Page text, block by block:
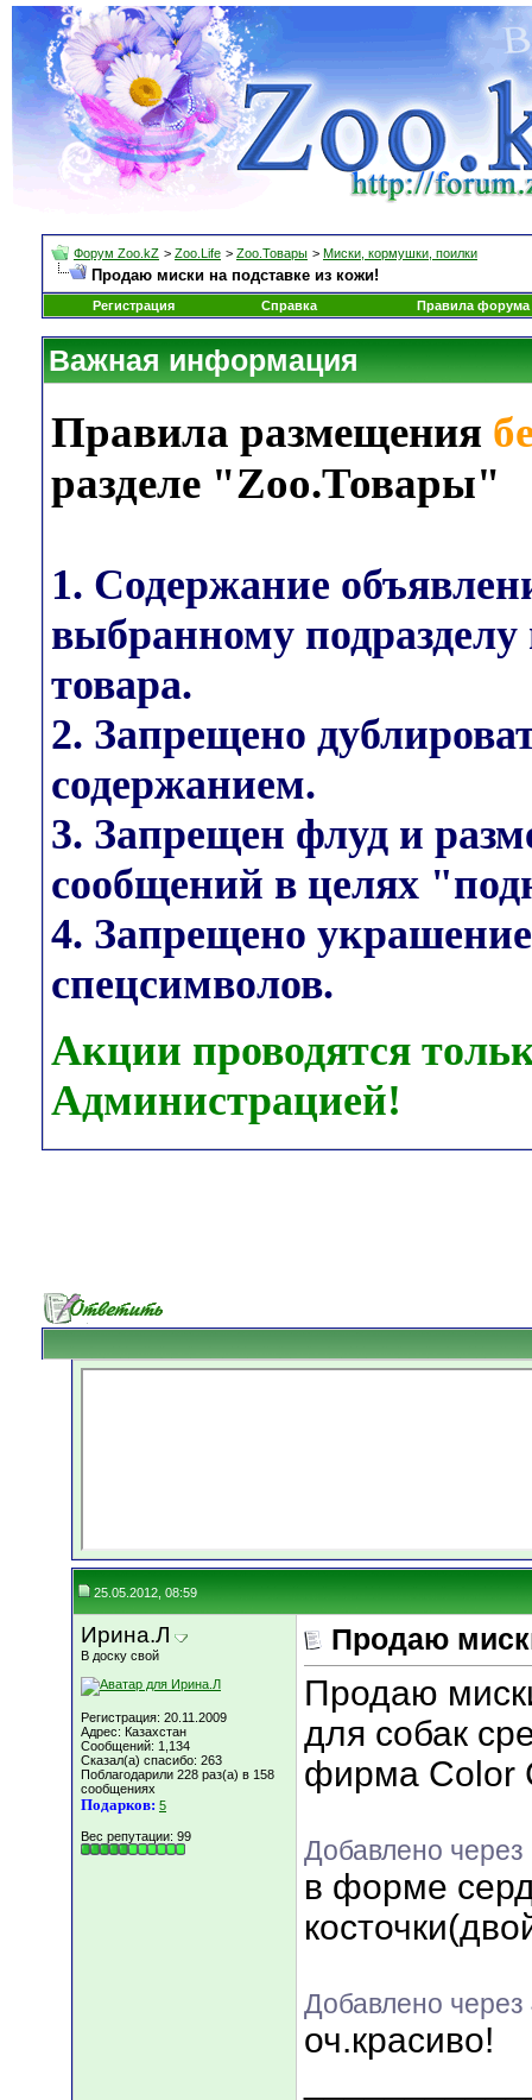
Форум Zoo.kZ > Zoo.Life > Zoo.Товары > Миски, кормушки, поилки
Продаю миски на подставке из кожи!
Регистрация Справка Правила форума
Важная информация
Правила размещения
разделе "Zoo.Товары"
1. Содержание
выбранному
товара.
2. Запрещено
содержанием.
3. Запрещен флуд и
сообщений в целях
4. Запрещено
спецсимволов.
Акции проводятся
Администрацией!
25.05.2012, 08:59
Ирина.Л
В доску свой
Регистрация: 20.11.2009
Адрес: Казахстан
Сообщений: 1,134
Сказал(а) спасибо: 263
Поблагодарили 228 раз(а) в 158
сообщениях
Подарков: 5
Вес репутации: 99
Продаю
Продаю
для собак
фирма Color
Добавлено
в форме
Добавлено
оч.красиво!